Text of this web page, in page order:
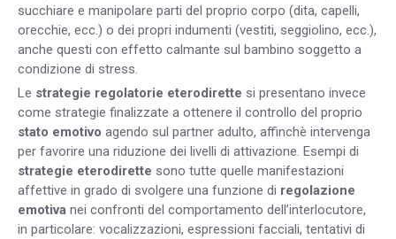
succhiare e manipolare parti del proprio corpo (dita, capelli,
orecchie, ecc.) o dei propri indumenti (vestiti, seggiolino, ecc.),
anche questi con effetto calmante sul bambino soggetto a
condizione di stress.
Le strategie regolatorie eterodirette si presentano invece
come strategie finalizzate a ottenere il controllo del proprio
stato emotivo agendo sul partner adulto, affinchè intervenga
per favorire una riduzione dei livelli di attivazione. Esempi di
strategie eterodirette sono tutte quelle manifestazioni
affettive in grado di svolgere una funzione di regolazione
emotiva nei confronti del comportamento dell’interlocutore,
in particolare: vocalizzazioni, espressioni facciali, tentativi di